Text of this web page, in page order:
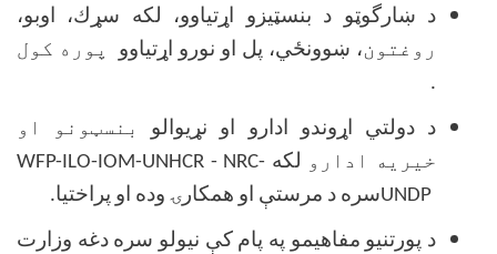
د ښارگوټو د بنسټيزو اړتياوو، لكه سړك، اوبو،
روغتون، ښوونځي، پل او نورو اړتياوو
پوره کول
.
د دولتي اړوندو ادارو او نړيوالو
بنسټونو او
خیریه ادارو لكه WFP-ILO-IOM-UNHCR - NRC-
UNDPسره د مرستې او همكارۍ وده او پراختيا.
د پورتنيو مفاهيمو په پام كې نيولو سره دغه وزارت